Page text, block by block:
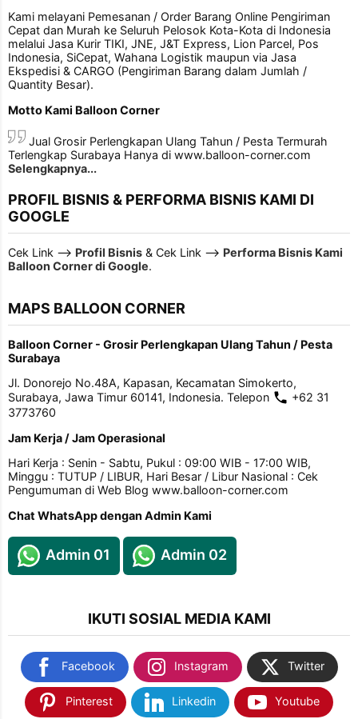
Kami melayani Pemesanan / Order Barang Online Pengiriman
Cepat dan Murah ke Seluruh Pelosok Kota-Kota di Indonesia
melalui Jasa Kurir TIKI, JNE, J&T Express, Lion Parcel, Pos
Indonesia, SiCepat, Wahana Logistik maupun via Jasa
Ekspedisi & CARGO (Pengiriman Barang dalam Jumlah /
Quantity Besar).
Motto Kami Balloon Corner
Jual Grosir Perlengkapan Ulang Tahun / Pesta Termurah
Terlengkap Surabaya Hanya di www.balloon-corner.com
Selengkapnya...
PROFIL BISNIS & PERFORMA BISNIS KAMI DI
GOOGLE
Cek Link --> Profil Bisnis & Cek Link --> Performa Bisnis Kami
Balloon Corner di Google.
MAPS BALLOON CORNER
Balloon Corner - Grosir Perlengkapan Ulang Tahun / Pesta
Surabaya
Jl. Donorejo No.48A, Kapasan, Kecamatan Simokerto,
Surabaya, Jawa Timur 60141, Indonesia. Telepon
+62 31
3773760
Jam Kerja / Jam Operasional
Hari Kerja : Senin - Sabtu, Pukul : 09:00 WIB - 17:00 WIB,
Minggu : TUTUP / LIBUR, Hari Besar / Libur Nasional : Cek
Pengumuman di Web Blog www.balloon-corner.com
Chat WhatsApp dengan Admin Kami
Admin 01 Admin 02
IKUTI SOSIAL MEDIA KAMI
Facebook Instagram Twitter
Pinterest Linkedin Youtube